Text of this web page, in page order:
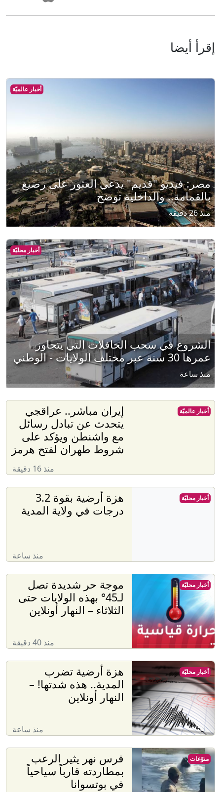
إقرأ أيضا
أخبار عالميّة
مصر: فيديو "قديم" يدعي العثور على رضيع
بالقمامة.. والداخلية توضح
منذ 26 دقيقة
أخبار محليّة
الشروع في سحب الحافلات التي يتجاوز
عمرها 30 سنة عبر مختلف الولايات - الوطني
منذ ساعة
إيران مباشر.. عراقجي
يتحدث عن تبادل رسائل
مع واشنطن ويؤكد على
شروط طهران لفتح هرمز
منذ 16 دقيقة
أخبار عالميّة
هزة أرضية بقوة 3.2
درجات في ولاية المدية
منذ ساعة
أخبار محليّة
موجة حر شديدة تصل
لـ45° بهذه الولايات حتى
الثلاثاء – النهار أونلاين
منذ 40 دقيقة
أخبار محليّة
هزة أرضية تضرب
المدية.. هذه شدتها! –
النهار أونلاين
منذ ساعة
أخبار محليّة
فرس نهر يثير الرعب
بمطاردته قارباً سياحياً
في بوتسوانا
منوّعات